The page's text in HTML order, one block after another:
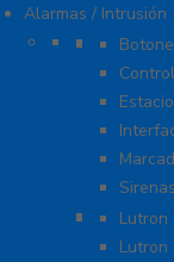
Alarmas / Intrusión
Lutron
Lutron